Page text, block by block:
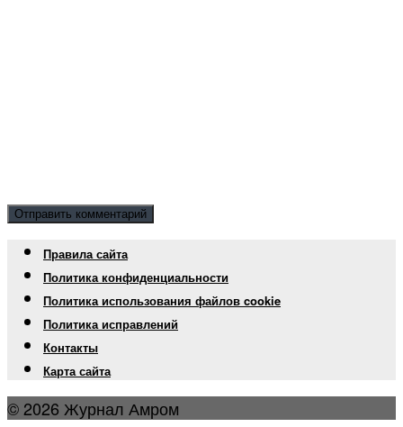
Правила сайта
Политика конфиденциальности
Политика использования файлов cookie
Политика исправлений
Контакты
Карта сайта
© 2026 Журнал Амром